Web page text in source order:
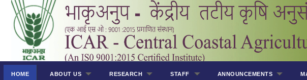
HOME ABOUT US RESEARCH STAFF ANNOUNCEMENTS